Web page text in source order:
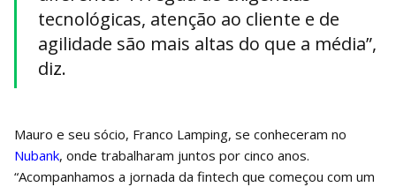
tecnológicas, atenção ao cliente e de
agilidade são mais altas do que a média”,
diz.
Mauro e seu sócio, Franco Lamping, se conheceram no
Nubank, onde trabalharam juntos por cinco anos.
“Acompanhamos a jornada da fintech que começou com um